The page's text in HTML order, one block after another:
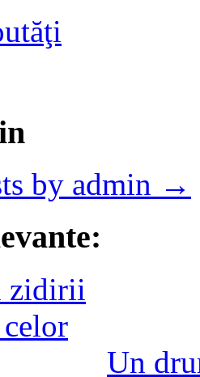
by admin →
Un